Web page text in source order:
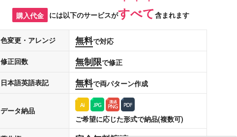
購入代金 には以下のサービスがすべて含まれます
色変更・アレンジ 無料で対応
修正回数 無制限で修正
日本語英語表記 無料で両パターン作成
データ納品
ご希望に応じた形式で納品(複数可)